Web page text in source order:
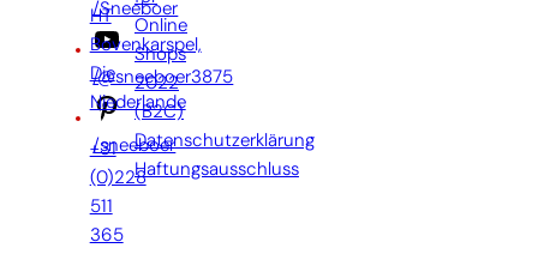
/Sneeboer
/@sneeboer3875
/sneeboer
HT
Bovenkarspel,
Die
Niederlande
+31
(0)228
511
365
Online
Shops
2022
(B2C)
Datenschutzerklärung
Haftungsausschluss